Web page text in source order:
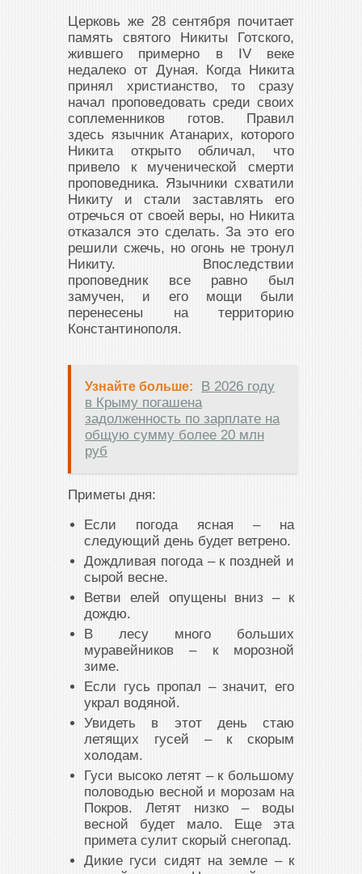
Церковь же 28 сентября почитает
память святого Никиты Готского,
жившего примерно в IV веке
недалеко от Дуная. Когда Никита
принял христианство, то сразу
начал проповедовать среди своих
соплеменников готов. Правил
здесь язычник Атанарих, которого
Никита открыто обличал, что
привело к мученической смерти
проповедника. Язычники схватили
Никиту и стали заставлять его
отречься от своей веры, но Никита
отказался это сделать. За это его
решили сжечь, но огонь не тронул
Никиту. Впоследствии
проповедник все равно был
замучен, и его мощи были
перенесены на территорию
Константинополя.
Узнайте больше:
В 2026 году
в Крыму погашена
задолженность по зарплате на
общую сумму более 20 млн
руб
Приметы дня:
Если погода ясная – на
следующий день будет ветрено.
Дождливая погода – к поздней и
сырой весне.
Ветви елей опущены вниз – к
дождю.
В лесу много больших
муравейников – к морозной
зиме.
Если гусь пропал – значит, его
украл водяной.
Увидеть в этот день стаю
летящих гусей – к скорым
холодам.
Гуси высоко летят – к большому
половодью весной и морозам на
Покров. Летят низко – воды
весной будет мало. Еще эта
примета сулит скорый снегопад.
Дикие гуси сидят на земле – к